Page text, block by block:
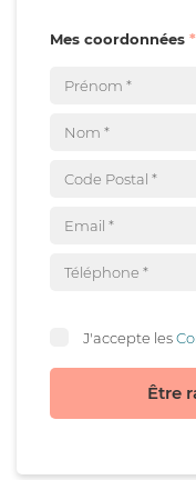
Mes coordonnées
J'accepte les
Être